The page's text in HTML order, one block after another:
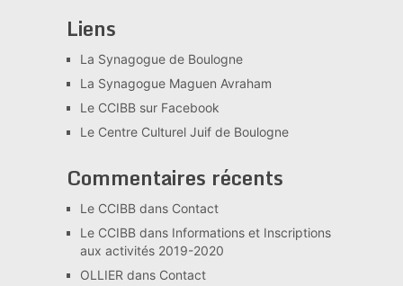
Liens
La Synagogue de Boulogne
La Synagogue Maguen Avraham
Le CCIBB sur Facebook
Le Centre Culturel Juif de Boulogne
Commentaires récents
Le CCIBBdans Contact
Le CCIBBdans Informations et Inscriptions
aux activités 2019-2020
OLLIER dans Contact